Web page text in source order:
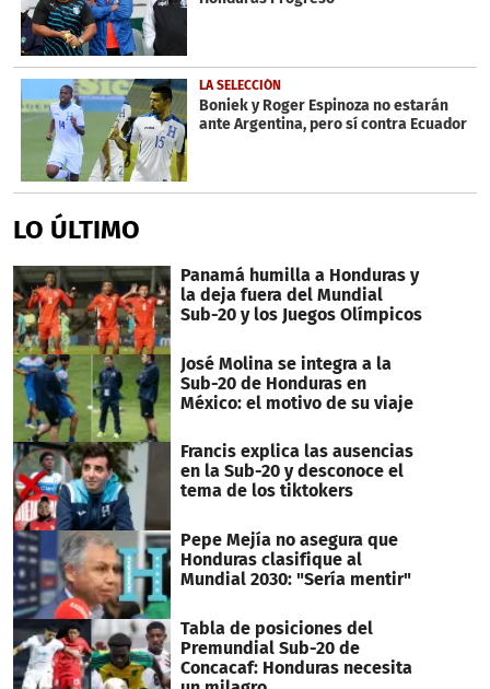
LA SELECCIÓN
Boniek y Roger Espinoza no estarán
ante Argentina, pero sí contra Ecuador
LO ÚLTIMO
Panamá humilla a Honduras y
la deja fuera del Mundial
Sub-20 y los Juegos Olímpicos
José Molina se integra a la
Sub-20 de Honduras en
México: el motivo de su viaje
Francis explica las ausencias
en la Sub-20 y desconoce el
tema de los tiktokers
Pepe Mejía no asegura que
Honduras clasifique al
Mundial 2030: "Sería mentir"
Tabla de posiciones del
Premundial Sub-20 de
Concacaf: Honduras necesita